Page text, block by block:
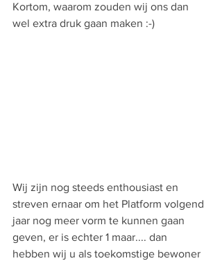
Kortom, waarom zouden wij ons dan
wel extra druk gaan maken :-)
Wij zijn nog steeds enthousiast en
streven ernaar om het Platform volgend
jaar nog meer vorm te kunnen gaan
geven, er is echter 1 maar.... dan
hebben wij u als toekomstige bewoner